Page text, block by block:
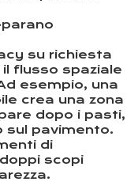
su richiesta
flusso spaziale
esempio, una
crea una zona
dopo i pasti,
sul pavimento.
di
scopi